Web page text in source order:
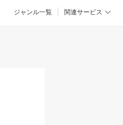
ジャンル一覧 関連サービス